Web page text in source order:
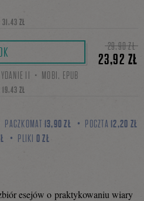
31,43 ZŁ
29,90 ZŁ
23,92 ZŁ
II・MOBI, EPUB
19,43 ZŁ
PACZKOMAT 13,90 ZŁ POCZTA 12,20 ZŁ
PLIKI 0 ZŁ
esejów o praktykowaniu wiary